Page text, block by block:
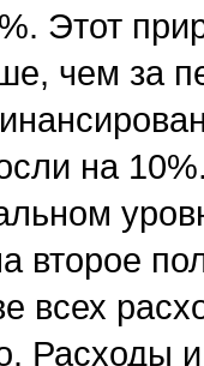
Этот
чем за
на
второе
всех
Расходы